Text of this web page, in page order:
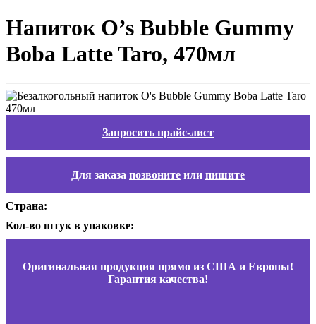
Напиток O’s Bubble Gummy
Boba Latte Taro, 470мл
Запросить прайс-лист
Для заказа позвоните или пишите
Страна:
Кол-во штук в упаковке:
Оригинальная продукция прямо из США и Европы!
Гарантия качества!